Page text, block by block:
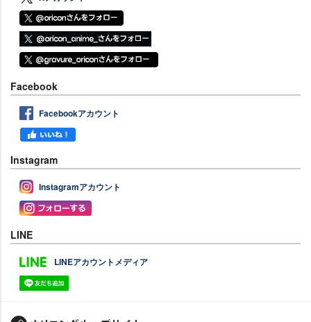
Facebook
Facebookアカウント
Instagram
Instagramアカウント
LINE
LINEアカウントメディア